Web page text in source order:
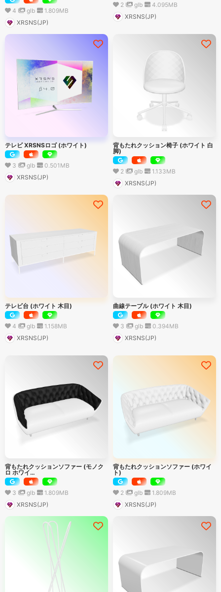
4 glb 1.809MB
XRSNS(JP)
2 glb 4.095MB
XRSNS(JP)
テレビ XRSNSロゴ (ホワイト)
3 glb 0.501 MB
XRSNS(JP)
背もたれクッション椅子 (ホワイト 白
脚)
2 glb 1.133MB
XRSNS(JP)
テレビ台 (ホワイト 木目)
4 glb 1.158MB
XRSNS(JP)
曲線テーブル (ホワイト 木目)
3 glb 0.394MB
XRSNS(JP)
背もたれクッションソファー (モノク
ロ ホワイ…
3 glb 1.809MB
XRSNS(JP)
背もたれクッションソファー (ホワイ
ト)
2 glb 1.809MB
XRSNS(JP)